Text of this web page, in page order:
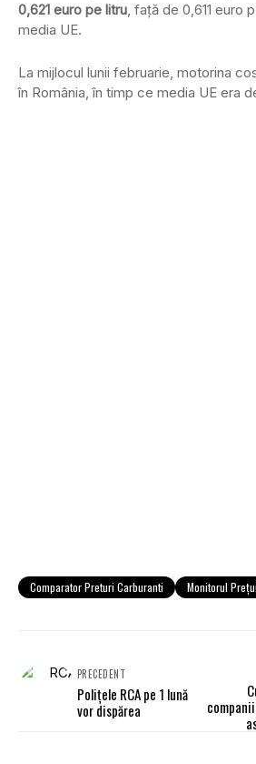
0,621 euro pe litru, faţă de 0,611 euro
media UE.
La mijlocul lunii februarie, motorina
în România, în timp ce media UE era
Comparator Preturi Carburanti Monitorul
PRECEDENT
Poliţele RCA pe 1 lună
vor dispărea